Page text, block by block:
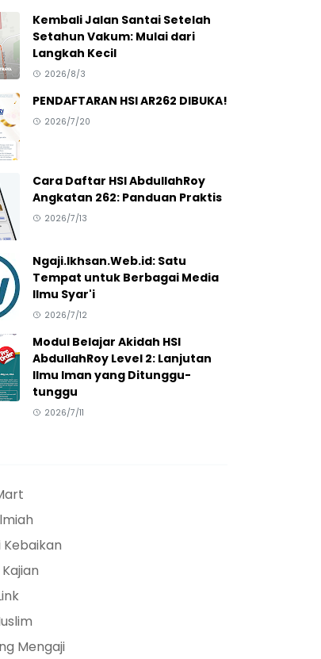
Kembali Jalan Santai Setelah
Setahun Vakum: Mulai dari
Langkah Kecil
2026/8/3
PENDAFTARAN HSI AR262 DIBUKA!
2026/7/20
Cara Daftar HSI AbdullahRoy
Angkatan 262: Panduan Praktis
2026/7/13
Ngaji.Ikhsan.Web.id: Satu
Tempat untuk Berbagai Media
Ilmu Syar'i
2026/7/12
Modul Belajar Akidah HSI
AbdullahRoy Level 2: Lanjutan
Ilmu Iman yang Ditunggu-
tunggu
2026/7/11
Mengaji